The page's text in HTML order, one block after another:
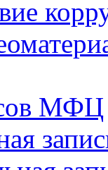
МФЦ